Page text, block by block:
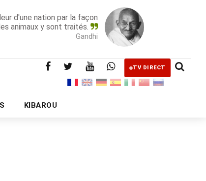
d'une nation par la façon
animaux y sont traités.
Gandhi
TV DIRECT
KIBAROU